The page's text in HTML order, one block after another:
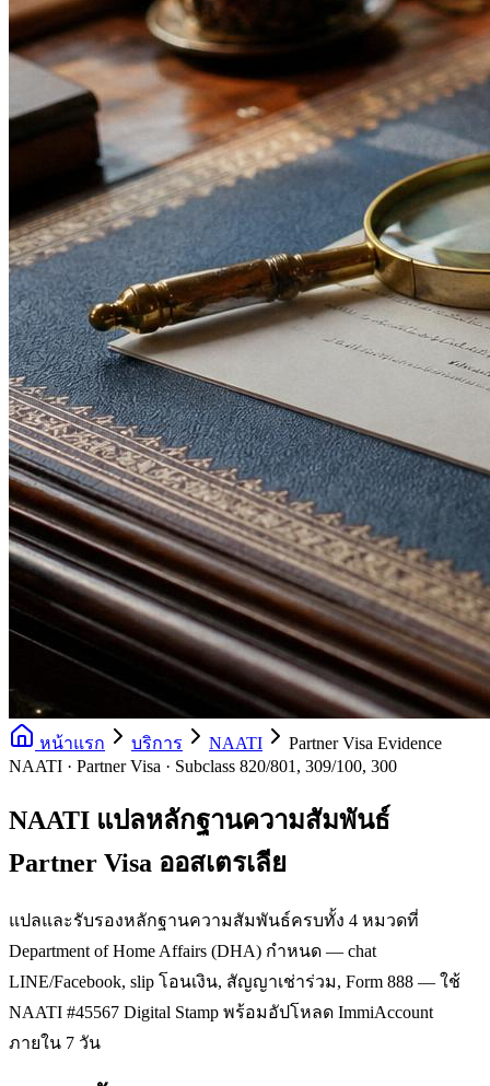
หน้าแรก บริการ NAATI
Partner Visa Evidence
NAATI · Partner Visa · Subclass 820/801, 309/100, 300
NAATI แปลหลักฐานความสัมพันธ์
Partner Visa ออสเตรเลีย
แปลและรับรองหลักฐานความสัมพันธ์ครบทั้ง 4 หมวดที่
Department of Home Affairs (DHA) กำหนด — chat
LINE/Facebook, slip โอนเงิน, สัญญาเช่าร่วม, Form 888 — ใช้
NAATI #45567 Digital Stamp พร้อมอัปโหลด ImmiAccount
ภายใน 7 วัน